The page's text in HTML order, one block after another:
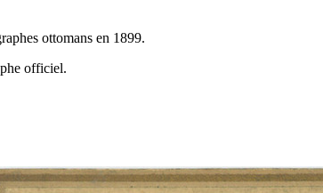
ottomans en 1899.
officiel.